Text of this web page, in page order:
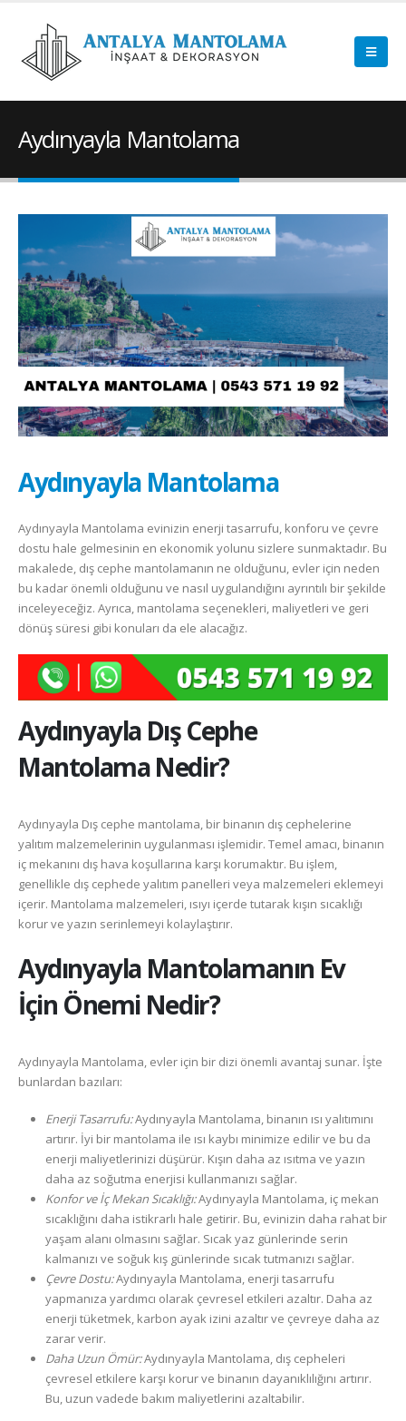
Aydınyayla Mantolama
Aydınyayla Mantolama
Aydınyayla Mantolama evinizin enerji tasarrufu, konforu ve çevre
dostu hale gelmesinin en ekonomik yolunu sizlere sunmaktadır. Bu
makalede, dış cephe mantolamanın ne olduğunu, evler için neden
bu kadar önemli olduğunu ve nasıl uygulandığını ayrıntılı bir şekilde
inceleyeceğiz. Ayrıca, mantolama seçenekleri, maliyetleri ve geri
dönüş süresi gibi konuları da ele alacağız.
Aydınyayla Dış Cephe
Mantolama Nedir?
Aydınyayla Dış cephe mantolama, bir binanın dış cephelerine
yalıtım malzemelerinin uygulanması işlemidir. Temel amacı, binanın
iç mekanını dış hava koşullarına karşı korumaktır. Bu işlem,
genellikle dış cephede yalıtım panelleri veya malzemeleri eklemeyi
içerir. Mantolama malzemeleri, ısıyı içerde tutarak kışın sıcaklığı
korur ve yazın serinlemeyi kolaylaştırır.
Aydınyayla Mantolamanın Ev
İçin Önemi Nedir?
Aydınyayla Mantolama, evler için bir dizi önemli avantaj sunar. İşte
bunlardan bazıları:
Enerji Tasarrufu:Aydınyayla Mantolama, binanın ısı yalıtımını
artırır. İyi bir mantolama ile ısı kaybı minimize edilir ve bu da
enerji maliyetlerinizi düşürür. Kışın daha az ısıtma ve yazın
daha az soğutma enerjisi kullanmanızı sağlar.
Konfor ve İç Mekan Sıcaklığı:Aydınyayla Mantolama, iç mekan
sıcaklığını daha istikrarlı hale getirir. Bu, evinizin daha rahat bir
yaşam alanı olmasını sağlar. Sıcak yaz günlerinde serin
kalmanızı ve soğuk kış günlerinde sıcak tutmanızı sağlar.
Çevre Dostu:Aydınyayla Mantolama, enerji tasarrufu
yapmanıza yardımcı olarak çevresel etkileri azaltır. Daha az
enerji tüketmek, karbon ayak izini azaltır ve çevreye daha az
zarar verir.
Daha Uzun Ömür:Aydınyayla Mantolama, dış cepheleri
çevresel etkilere karşı korur ve binanın dayanıklılığını artırır.
Bu, uzun vadede bakım maliyetlerini azaltabilir.